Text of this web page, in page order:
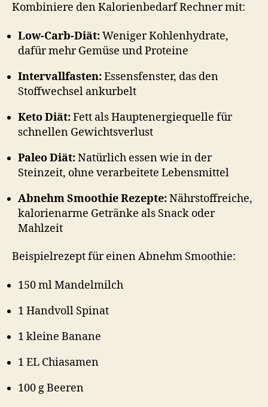
Kombiniere den Kalorienbedarf Rechner mit:
Low-Carb-Diät:Weniger Kohlenhydrate,
dafür mehr Gemüse und Proteine
Intervallfasten:Essensfenster, das den
Stoffwechsel ankurbelt
Keto Diät:Fett als Hauptenergiequelle für
schnellen Gewichtsverlust
Paleo Diät:Natürlich essen wie in der
Steinzeit, ohne verarbeitete Lebensmittel
Abnehm Smoothie Rezepte:Nährstoffreiche,
kalorienarme Getränke als Snack oder
Mahlzeit
Beispielrezept für einen Abnehm Smoothie:
150 ml Mandelmilch
1 Handvoll Spinat
1 kleine Banane
1 EL Chiasamen
100 g Beeren